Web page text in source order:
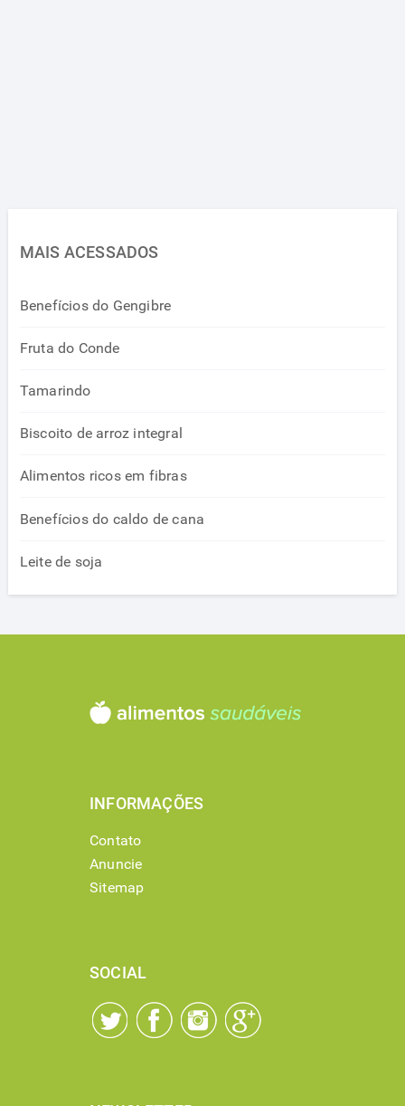
MAIS ACESSADOS
Benefícios do Gengibre
Fruta do Conde
Tamarindo
Biscoito de arroz integral
Alimentos ricos em fibras
Benefícios do caldo de cana
Leite de soja
INFORMAÇÕES
Contato
Anuncie
Sitemap
SOCIAL